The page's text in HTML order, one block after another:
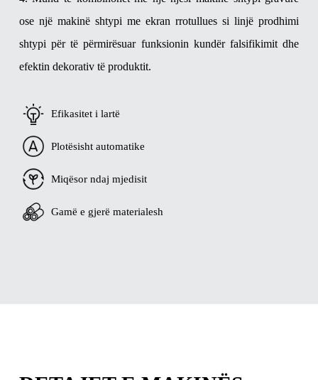
ose një makinë shtypi me ekran rrotullues si linjë prodhimi
shtypi për të përmirësuar funksionin kundër falsifikimit dhe
efektin dekorativ të produktit.
Efikasitet i lartë
Plotësisht automatike
Miqësor ndaj mjedisit
Gamë e gjerë materialesh